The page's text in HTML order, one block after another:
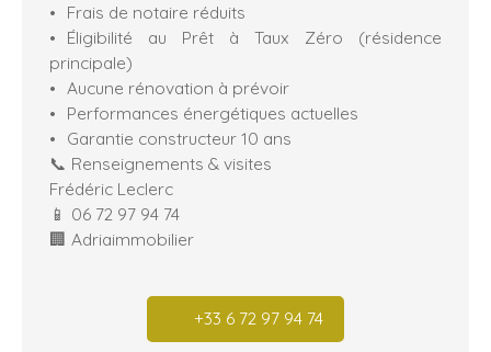
Frais de notaire réduits
Éligibilité au Prêt à Taux Zéro (résidence
principale)
Aucune rénovation à prévoir
Performances énergétiques actuelles
Garantie constructeur 10 ans
📞 Renseignements & visites
Frédéric Leclerc
📱 06 72 97 94 74
🏢 Adriaimmobilier
+33 6 72 97 94 74